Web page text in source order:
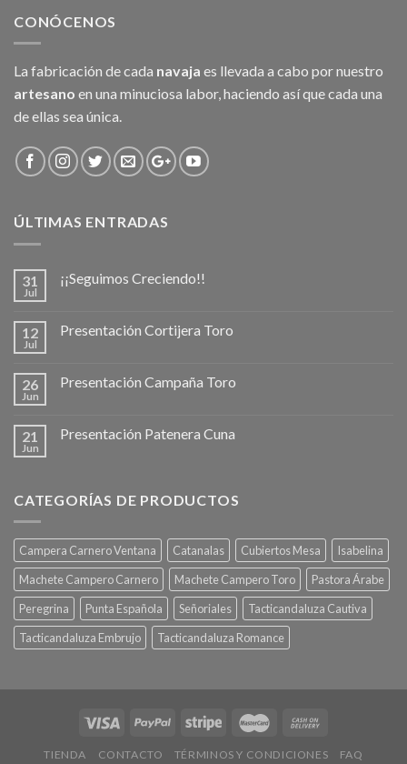
CONÓCENOS
La fabricación de cada navaja es llevada a cabo por nuestro
artesano en una minuciosa labor, haciendo así que cada una
de ellas sea única.
ÚLTIMAS ENTRADAS
31
Jul
¡¡Seguimos Creciendo!!
12
Jul
Presentación Cortijera Toro
26
Jun
Presentación Campaña Toro
21
Jun
Presentación Patenera Cuna
CATEGORÍAS DE PRODUCTOS
Campera Carnero Ventana Catanalas Cubiertos Mesa
Isabelina
Machete Campero Carnero
Machete Campero Toro
Pastora Árabe
Peregrina
Punta Española Señoriales
Tacticandaluza Cautiva
Tacticandaluza Embrujo
Tacticandaluza Romance
TIENDA CONTACTO TÉRMINOS Y CONDICIONES FAQ